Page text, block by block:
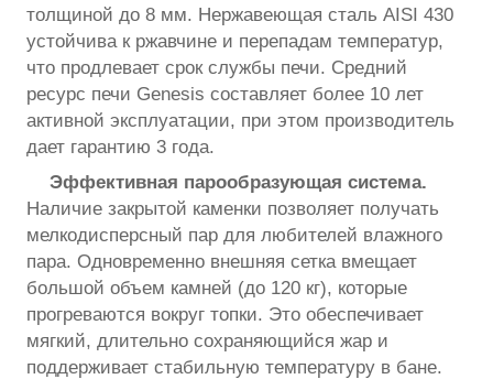
толщиной до 8 мм. Нержавеющая сталь AISI 430
устойчива к ржавчине и перепадам температур,
что продлевает срок службы печи. Средний
ресурс печи Genesis составляет более 10 лет
активной эксплуатации, при этом производитель
дает гарантию 3 года.
Эффективная парообразующая система.
Наличие закрытой каменки позволяет получать
мелкодисперсный пар для любителей влажного
пара. Одновременно внешняя сетка вмещает
большой объем камней (до 120 кг), которые
прогреваются вокруг топки. Это обеспечивает
мягкий, длительно сохраняющийся жар и
поддерживает стабильную температуру в бане.